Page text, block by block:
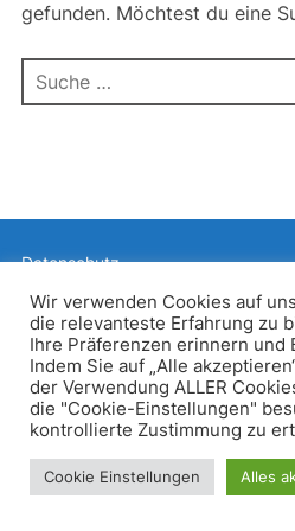
gefunden. Möchtest du eine
Suchen
nach:
Datenschutz
Inspiro WordPress
Wir verwenden Cookies auf
die relevanteste Erfahrung zu
Ihre Präferenzen erinnern und
Indem Sie auf „Alle
der Verwendung ALLER
die "Cookie-Einstellungen"
kontrollierte Zustimmung zu
Cookie Einstellungen Alles